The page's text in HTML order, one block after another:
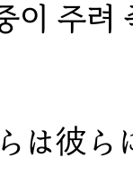
이 주려
は彼ら